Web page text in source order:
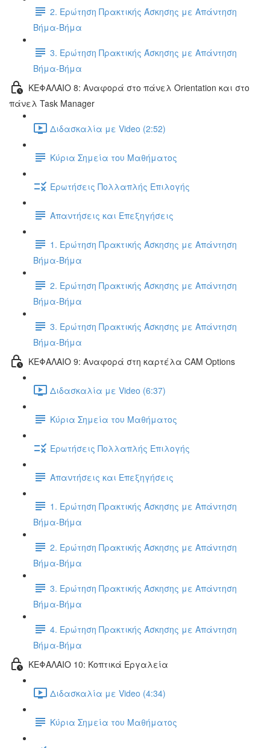
2. Ερώτηση Πρακτικής Άσκησης με Απάντηση
Βήμα-Βήμα
3. Ερώτηση Πρακτικής Άσκησης με Απάντηση
Βήμα-Βήμα
ΚΕΦΑΛΑΙΟ 8: Αναφορά στο πάνελ Orientation και στο
πάνελ Task Manager
Διδασκαλία με Video (2:52)
Κύρια Σημεία του Μαθήματος
Ερωτήσεις Πολλαπλής Επιλογής
Απαντήσεις και Επεξηγήσεις
1. Ερώτηση Πρακτικής Άσκησης με Απάντηση
Βήμα-Βήμα
2. Ερώτηση Πρακτικής Άσκησης με Απάντηση
Βήμα-Βήμα
3. Ερώτηση Πρακτικής Άσκησης με Απάντηση
Βήμα-Βήμα
ΚΕΦΑΛΑΙΟ 9: Αναφορά στη καρτέλα CAM Options
Διδασκαλία με Video (6:37)
Κύρια Σημεία του Μαθήματος
Ερωτήσεις Πολλαπλής Επιλογής
Απαντήσεις και Επεξηγήσεις
1. Ερώτηση Πρακτικής Άσκησης με Απάντηση
Βήμα-Βήμα
2. Ερώτηση Πρακτικής Άσκησης με Απάντηση
Βήμα-Βήμα
3. Ερώτηση Πρακτικής Άσκησης με Απάντηση
Βήμα-Βήμα
4. Ερώτηση Πρακτικής Άσκησης με Απάντηση
Βήμα-Βήμα
ΚΕΦΑΛΑΙΟ 10: Κοπτικά Εργαλεία
Διδασκαλία με Video (4:34)
Κύρια Σημεία του Μαθήματος